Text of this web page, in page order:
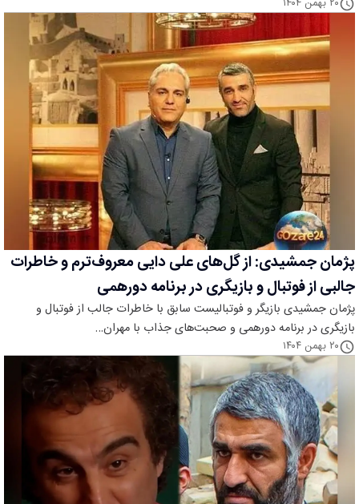
۲۰ بهمن ۱۴۰۴
پژمان جمشیدی: از گل‌های علی دایی معروف‌ترم و خاطرات
جالبی از فوتبال و بازیگری در برنامه دورهمی
پژمان جمشیدی بازیگر و فوتبالیست سابق با خاطرات جالب از فوتبال و
بازیگری در برنامه دورهمی و صحبت‌های جذاب با مهران…
۲۰ بهمن ۱۴۰۴